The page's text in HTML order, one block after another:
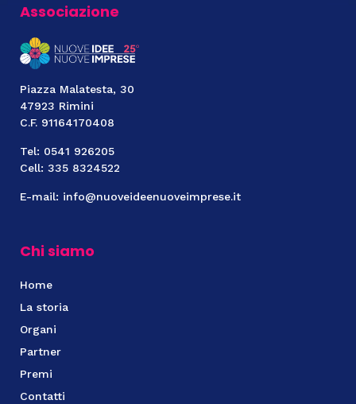
Associazione
Piazza Malatesta, 30
47923 Rimini
C.F. 91164170408
Tel: 0541 926205
Cell: 335 8324522
E-mail: info@nuoveideenuoveimprese.it
Chi siamo
Home
La storia
Organi
Partner
Premi
Contatti